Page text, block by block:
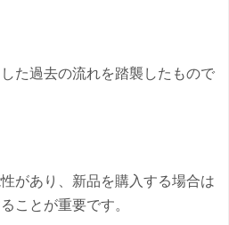
た過去の流れを踏襲したもので
があり、新品を購入する場合は
ことが重要です。